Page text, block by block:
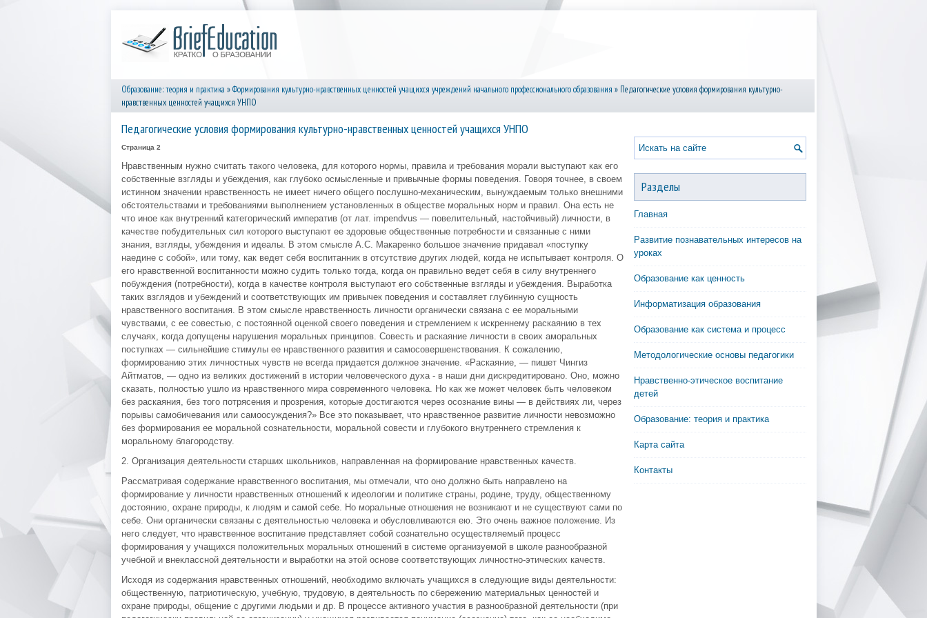
Образование: теория и практика »Формирования культурно-нравственных ценностей учащихся учреждений начального профессионального образования » Педагогические условия формирования культурно-
нравственных ценностей учащихся УНПО
Педагогические условия формирования культурно-нравственных ценностей учащихся УНПО
Страница 2
Нравственным нужно считать такого человека, для которого нормы, правила и требования морали выступают как его
собственные взгляды и убеждения, как глубоко осмысленные и привычные формы поведения. Говоря точнее, в своем
истинном значении нравственность не имеет ничего общего послушно-механическим, вынуждаемым только внешними
обстоятельствами и требованиями выполнением установленных в обществе моральных норм и правил. Она есть не
что иное как внутренний категорический императив (от лат. impendvus — повелительный, настойчивый) личности, в
качестве побудительных сил которого выступают ее здоровые общественные потребности и связанные с ними
знания, взгляды, убеждения и идеалы. В этом смысле А.С. Макаренко большое значение придавал «поступку
наедине с собой», или тому, как ведет себя воспитанник в отсутствие других людей, когда не испытывает контроля. О
его нравственной воспитанности можно судить только тогда, когда он правильно ведет себя в силу внутреннего
побуждения (потребности), когда в качестве контроля выступают его собственные взгляды и убеждения. Выработка
таких взглядов и убеждений и соответствующих им привычек поведения и составляет глубинную сущность
нравственного воспитания. В этом смысле нравственность личности органически связана с ее моральными
чувствами, с ее совестью, с постоянной оценкой своего поведения и стремлением к искреннему раскаянию в тех
случаях, когда допущены нарушения моральных принципов. Совесть и раскаяние личности в своих аморальных
поступках — сильнейшие стимулы ее нравственного развития и самосовершенствования. К сожалению,
формированию этих личностных чувств не всегда придается должное значение. «Раскаяние, — пишет Чингиз
Айтматов, — одно из великих достижений в истории человеческого духа - в наши дни дискредитировано. Оно, можно
сказать, полностью ушло из нравственного мира современного человека. Но как же может человек быть человеком
без раскаяния, без того потрясения и прозрения, которые достигаются через осознание вины — в действиях ли, через
порывы самобичевания или самоосуждения?» Все это показывает, что нравственное развитие личности невозможно
без формирования ее моральной сознательности, моральной совести и глубокого внутреннего стремления к
моральному благородству.
2. Организация деятельности старших школьников, направленная на формирование нравственных качеств.
Рассматривая содержание нравственного воспитания, мы отмечали, что оно должно быть направлено на
формирование у личности нравственных отношений к идеологии и политике страны, родине, труду, общественному
достоянию, охране природы, к людям и самой себе. Но моральные отношения не возникают и не существуют сами по
себе. Они органически связаны с деятельностью человека и обусловливаются ею. Это очень важное положение. Из
него следует, что нравственное воспитание представляет собой сознательно осуществляемый процесс
формирования у учащихся положительных моральных отношений в системе организуемой в школе разнообразной
учебной и внеклассной деятельности и выработки на этой основе соответствующих личностно-этических качеств.
Исходя из содержания нравственных отношений, необходимо включать учащихся в следующие виды деятельности:
общественную, патриотическую, учебную, трудовую, в деятельность по сбережению материальных ценностей и
охране природы, общение с другими людьми и др. В процессе активного участия в разнообразной деятельности (при
Разделы
Главная
Развитие познавательных интересов на
уроках
Образование как ценность
Информатизация образования
Образование как система и процесс
Методологические основы педагогики
Нравственно-этическое воспитание
детей
Образование: теория и практика
Карта сайта
Контакты